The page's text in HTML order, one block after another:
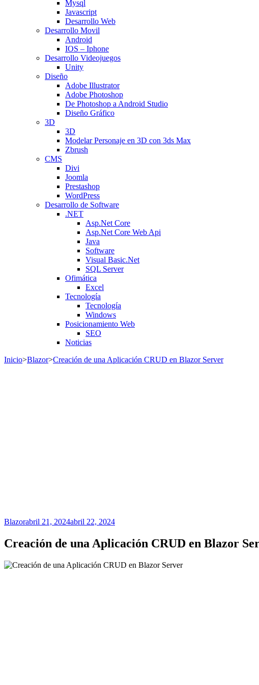
Mysql
Javascript
Desarrollo Web
Desarrollo Movil
Android
IOS – Iphone
Desarrollo Videojuegos
Unity
Diseño
Adobe Illustrator
Adobe Photoshop
De Photoshop a Android Studio
Diseño Gráfico
3D
3D
Modelar Personaje en 3D con 3ds Max
Zbrush
CMS
Divi
Joomla
Prestashop
WordPress
Desarrollo de Software
.NET
Asp.Net Core
Asp.Net Core Web Api
Java
Software
Visual Basic.Net
SQL Server
Ofimática
Excel
Tecnología
Tecnología
Windows
Posicionamiento Web
SEO
Noticias
Inicio>Blazor>Creación de una Aplicación CRUD en Blazor Server
Blazorabril 21, 2024abril 22, 2024
Creación de una Aplicación CRUD en Blazor